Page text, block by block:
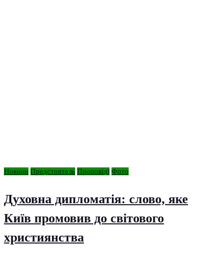
Новини Предстоятель Проповіді Фото
Духовна дипломатія: слово, яке
Київ промовив до світового
християнства